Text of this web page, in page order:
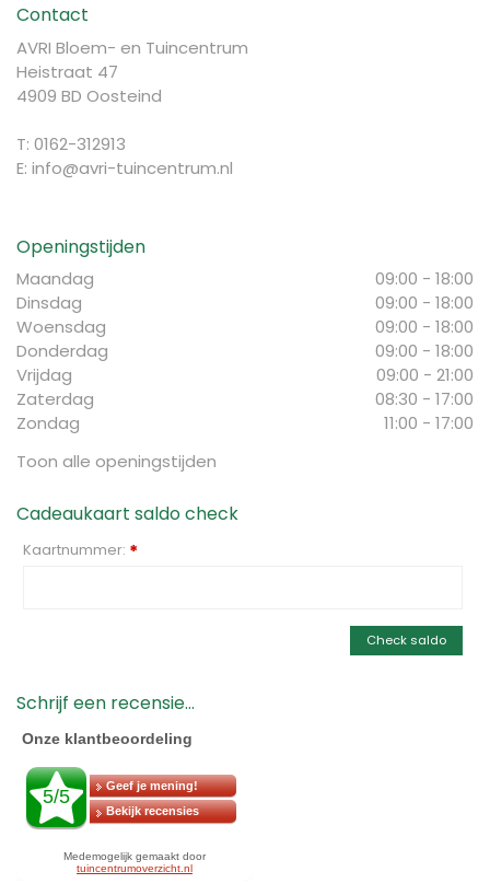
Contact
AVRI Bloem- en Tuincentrum
Heistraat 47
4909 BD Oosteind
T: 0162-312913
E: info@avri-tuincentrum.nl
Openingstijden
Maandag
09:00 - 18:00
Dinsdag
09:00 - 18:00
Woensdag
09:00 - 18:00
Donderdag
09:00 - 18:00
Vrijdag
09:00 - 21:00
Zaterdag
08:30 - 17:00
Zondag
11:00 - 17:00
Toon alle openingstijden
Cadeaukaart saldo check
Kaartnummer: *
Check saldo
Schrijf een recensie...